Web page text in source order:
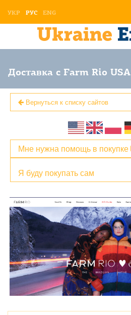
УКР РУС ENG
Доставка с Farm Rio USA
Вернуться к списку сайтов
Я буду покупать сам
Мне нужна помощь в покупке